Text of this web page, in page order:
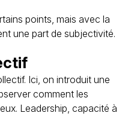
points, mais avec la
une part de subjectivité.
Ici, on introduit une
comment les
Leadership, capacité à